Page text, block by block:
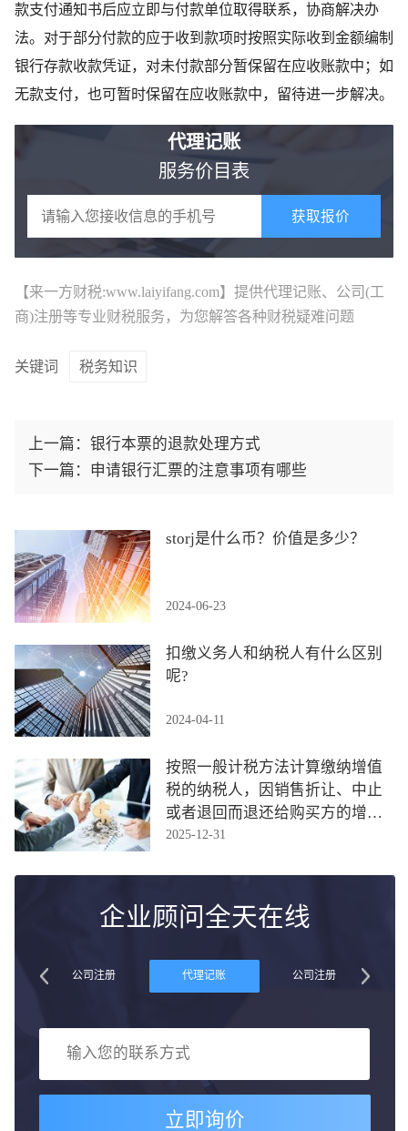
款支付通知书后应立即与付款单位取得联系，协商解决办
法。对于部分付款的应于收到款项时按照实际收到金额编制
银行存款收款凭证，对未付款部分暂保留在应收账款中；如
无款支付，也可暂时保留在应收账款中，留待进一步解决。
代理记账
服务价目表
获取报价
【来一方财税:www.laiyifang.com】提供代理记账、公司(工
商)注册等专业财税服务，为您解答各种财税疑难问题
关键词 税务知识
上一篇：银行本票的退款处理方式
下一篇： 申请银行汇票的注意事项有哪些
storj是什么币？价值是多少？
2024-06-23
扣缴义务人和纳税人有什么区别
呢?
2024-04-11
按照一般计税方法计算缴纳增值
税的纳税人，因销售折让、中止
或者退回而退还给购买方的增值
税税额，应如何处理？
2025-12-31
企业顾问全天在线
公司注册 代理记账 公司注册
立即询价